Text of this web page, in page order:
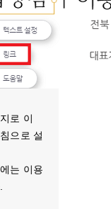
로 이
으로 설
는 이용